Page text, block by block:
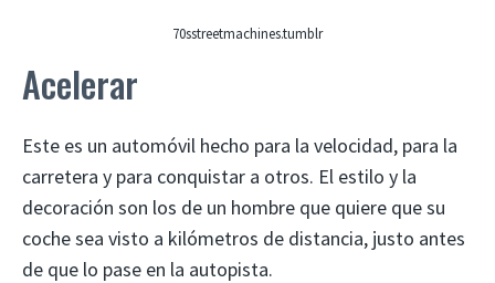
70sstreetmachines.tumblr
Acelerar
Este es un automóvil hecho para la velocidad, para la
carretera y para conquistar a otros. El estilo y la
decoración son los de un hombre que quiere que su
coche sea visto a kilómetros de distancia, justo antes
de que lo pase en la autopista.